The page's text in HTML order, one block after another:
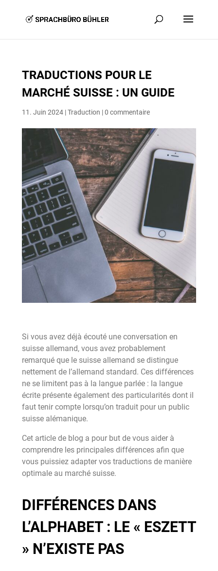
TRADUCTIONS POUR LE
MARCHÉ SUISSE : UN GUIDE
11. Juin 2024|Traduction |0 commentaire
Si vous avez déjà écouté une conversation en
suisse allemand, vous avez probablement
remarqué que le suisse allemand se distingue
nettement de l’allemand standard. Ces différences
ne se limitent pas à la langue parlée : la langue
écrite présente également des particularités dont il
faut tenir compte lorsqu’on traduit pour un public
suisse alémanique.
Cet article de blog a pour but de vous aider à
comprendre les principales différences afin que
vous puissiez adapter vos traductions de manière
optimale au marché suisse.
DIFFÉRENCES DANS
L’ALPHABET : LE « ESZETT
» N’EXISTE PAS